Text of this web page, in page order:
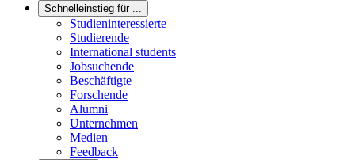
Schnelleinstieg für ...
Studieninteressierte
Studierende
International students
Jobsuchende
Beschäftigte
Forschende
Alumni
Unternehmen
Medien
Feedback